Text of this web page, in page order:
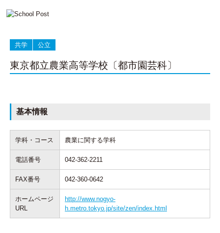
共学 公立
東京都立農業高等学校〔都市園芸科〕
基本情報
学科・コース 農業に関する学科
電話番号 042-362-2211
FAX番号 042-360-0642
ホームページ
URL
http://www.nogyo-
h.metro.tokyo.jp/site/zen/index.html